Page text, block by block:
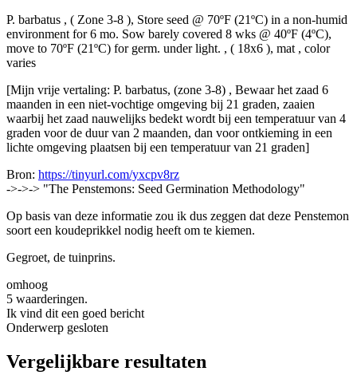
P. barbatus , ( Zone 3-8 ), Store seed @ 70ºF (21ºC) in a non-humid
environment for 6 mo. Sow barely covered 8 wks @ 40ºF (4ºC),
move to 70ºF (21ºC) for germ. under light. , ( 18x6 ), mat , color
varies
[Mijn vrije vertaling: P. barbatus, (zone 3-8) , Bewaar het zaad 6
maanden in een niet-vochtige omgeving bij 21 graden, zaaien
waarbij het zaad nauwelijks bedekt wordt bij een temperatuur van 4
graden voor de duur van 2 maanden, dan voor ontkieming in een
lichte omgeving plaatsen bij een temperatuur van 21 graden]
Bron: https://tinyurl.com/yxcpv8rz
->->-> "The Penstemons: Seed Germination Methodology"
Op basis van deze informatie zou ik dus zeggen dat deze Penstemon
soort een koudeprikkel nodig heeft om te kiemen.
Gegroet, de tuinprins.
omhoog
5 waarderingen.
Ik vind dit een goed bericht
Onderwerp gesloten
Vergelijkbare resultaten